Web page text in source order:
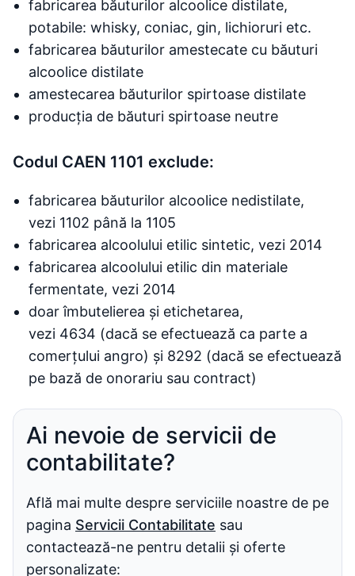
fabricarea băuturilor alcoolice distilate,
potabile: whisky, coniac, gin, lichioruri etc.
fabricarea băuturilor amestecate cu băuturi
alcoolice distilate
amestecarea băuturilor spirtoase distilate
producția de băuturi spirtoase neutre
Codul CAEN 1101 exclude:
fabricarea băuturilor alcoolice nedistilate,
vezi 1102 până la 1105
fabricarea alcoolului etilic sintetic, vezi 2014
fabricarea alcoolului etilic din materiale
fermentate, vezi 2014
doar îmbutelierea și etichetarea,
vezi 4634 (dacă se efectuează ca parte a
comerțului angro) și 8292 (dacă se efectuează
pe bază de onorariu sau contract)
Ai nevoie de servicii de
contabilitate?
Află mai multe despre serviciile noastre de pe
pagina Servicii Contabilitate sau
contactează-ne pentru detalii și oferte
personalizate: